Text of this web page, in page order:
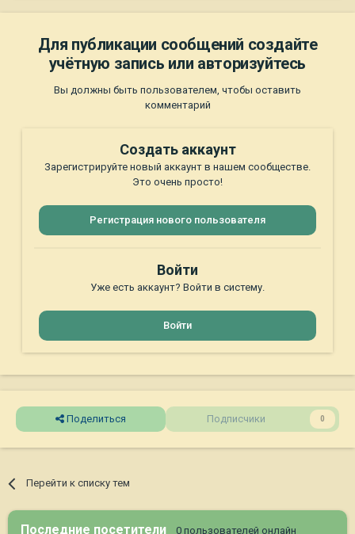
Для публикации сообщений создайте
учётную запись или авторизуйтесь
Вы должны быть пользователем, чтобы оставить
комментарий
Создать аккаунт
Зарегистрируйте новый аккаунт в нашем сообществе.
Это очень просто!
Регистрация нового пользователя
Войти
Уже есть аккаунт? Войти в систему.
Войти
Поделиться Подписчики 0
Перейти к списку тем
Последние посетители 0 пользователей онлайн